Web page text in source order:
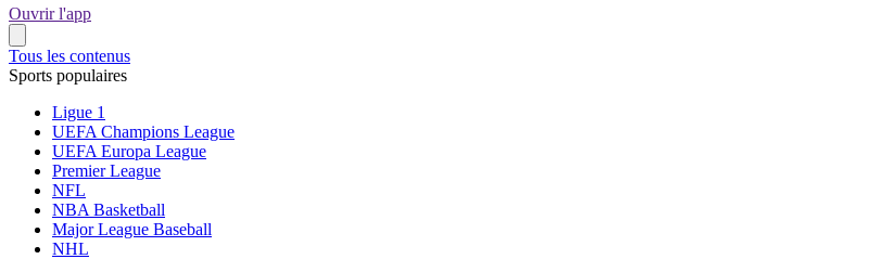
Ouvrir l'app
Tous les contenus
Sports populaires
Ligue 1
UEFA Champions League
UEFA Europa League
Premier League
NFL
NBA Basketball
Major League Baseball
NHL